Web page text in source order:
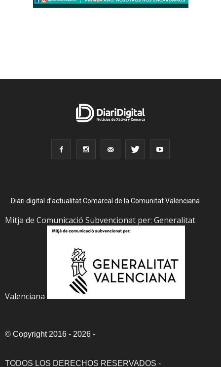
Diari digital d’actualitat Comarcal de la Comunitat Valenciana.
Mitja de Comunicació Subvencionat per: Generalitat
Valenciana
© Copyright 2016 - 2026 -
TODOS LOS DERECHOS RESERVADOS -